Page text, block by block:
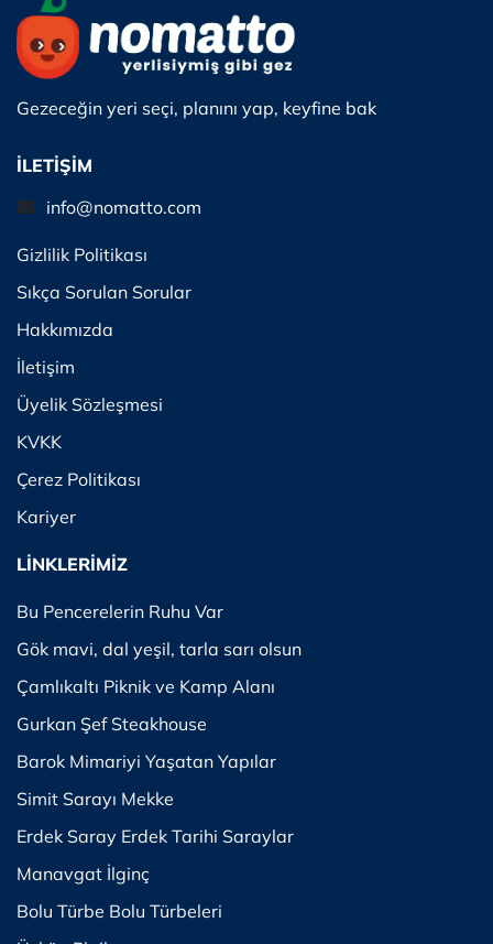
Gezeceğin yeri seçi, planını yap, keyfine bak
İLETİŞİM
info@nomatto.com
Gizlilik Politikası
Sıkça Sorulan Sorular
Hakkımızda
İletişim
Üyelik Sözleşmesi
KVKK
Çerez Politikası
Kariyer
LİNKLERİMİZ
Bu Pencerelerin Ruhu Var
Gök mavi, dal yeşil, tarla sarı olsun
Çamlıkaltı Piknik ve Kamp Alanı
Gurkan Şef Steakhouse
Barok Mimariyi Yaşatan Yapılar
Simit Sarayı Mekke
Erdek Saray Erdek Tarihi Saraylar
Manavgat İlginç
Bolu Türbe Bolu Türbeleri